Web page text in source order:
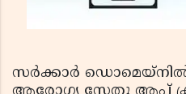
സര്‍ക്കാര്‍